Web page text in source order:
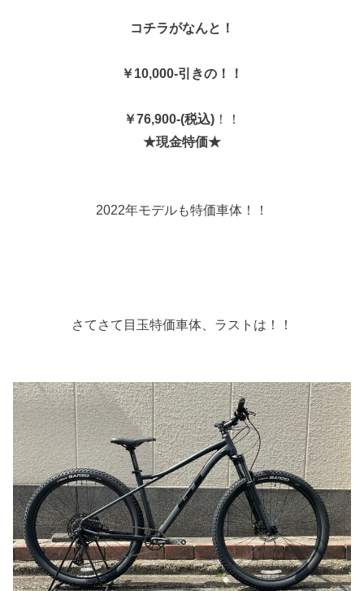
コチラがなんと！
￥10,000-引きの！！
￥76,900-(税込) ！！
★現金特価★
2022年モデルも特価車体！！
さてさて目玉特価車体、ラストは！！